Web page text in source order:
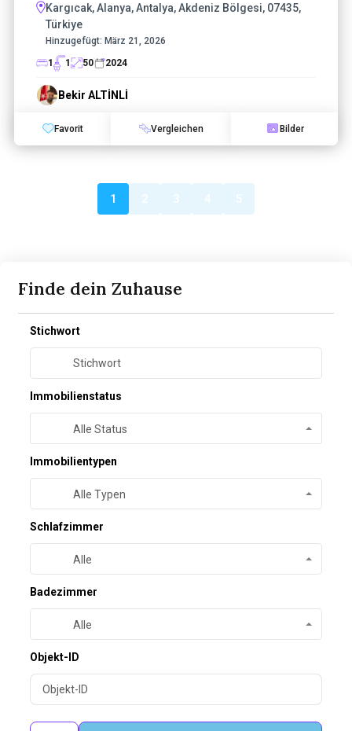
Kargıcak, Alanya, Antalya, Akdeniz Bölgesi, 07435,
Türkiye
Hinzugefügt: März 21, 2026
1
1 50 2024
Bekir ALTİNLİ
Favorit Vergleichen Bilder
1 2 3 4 5
Finde dein Zuhause
Stichwort
Immobilienstatus
Alle Status
Immobilientypen
Alle Typen
Schlafzimmer
Alle
Badezimmer
Alle
Objekt-ID